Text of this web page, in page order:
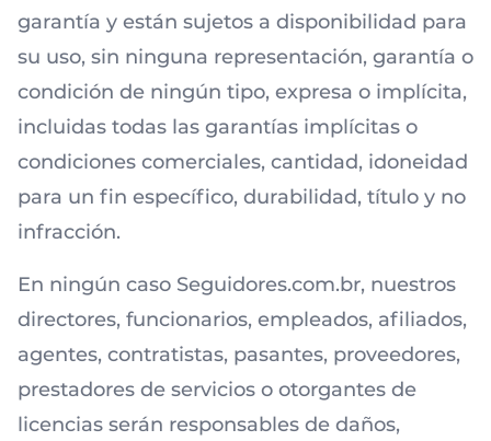
garantía y están sujetos a disponibilidad para
su uso, sin ninguna representación, garantía o
condición de ningún tipo, expresa o implícita,
incluidas todas las garantías implícitas o
condiciones comerciales, cantidad, idoneidad
para un fin específico, durabilidad, título y no
infracción.
En ningún caso Seguidores.com.br, nuestros
directores, funcionarios, empleados, afiliados,
agentes, contratistas, pasantes, proveedores,
prestadores de servicios o otorgantes de
licencias serán responsables de daños,